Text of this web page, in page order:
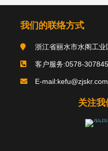
我们的联络方式
浙江省丽水市水阁工
客户服务:0578-
E-mail:kefu@zjskr.com
关注